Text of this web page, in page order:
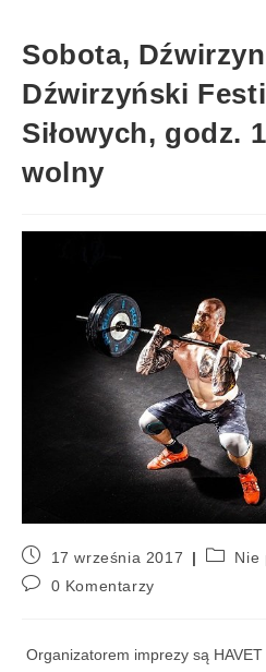
Sobota,
Dźwirzyński
Siłowych, godz.
wolny
17 września 2017
Nie
0 Komentarzy
Organizatorem imprezy są